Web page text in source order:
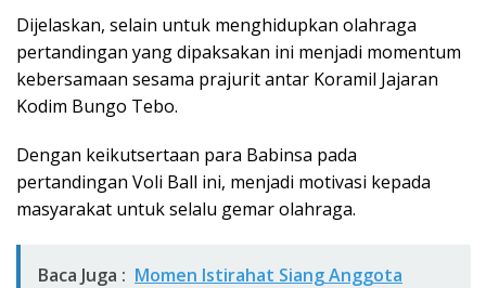
Dijelaskan, selain untuk menghidupkan olahraga
pertandingan yang dipaksakan ini menjadi momentum
kebersamaan sesama prajurit antar Koramil Jajaran
Kodim Bungo Tebo.
Dengan keikutsertaan para Babinsa pada
pertandingan Voli Ball ini, menjadi motivasi kepada
masyarakat untuk selalu gemar olahraga.
Baca Juga : Momen Istirahat Siang Anggota